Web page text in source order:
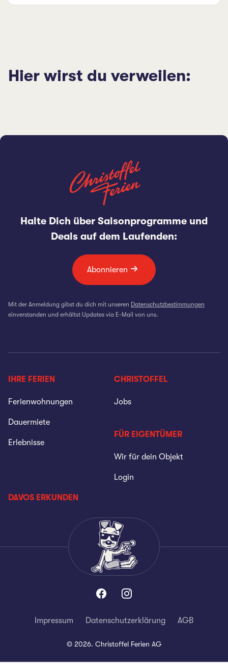
Hier wirst du verweilen:
Halte Dich über Saisonprogramme und
Deals auf dem Laufenden:
Abonnieren
Mit der Anmeldung gibst du dich mit unseren Datenschutzbestimmungen
einverstanden und erhältst Updates via E-Mail von uns.
IHRE FERIEN
Ferienwohnungen
Dauermiete
Erlebnisse
CHRISTOFFEL
Jobs
FÜR EIGENTÜMER
Wir für dein Objekt
Login
DAVOS ERKUNDEN
Impressum Datenschutzerklärung AGB
© 2026. Christoffel Ferien AG